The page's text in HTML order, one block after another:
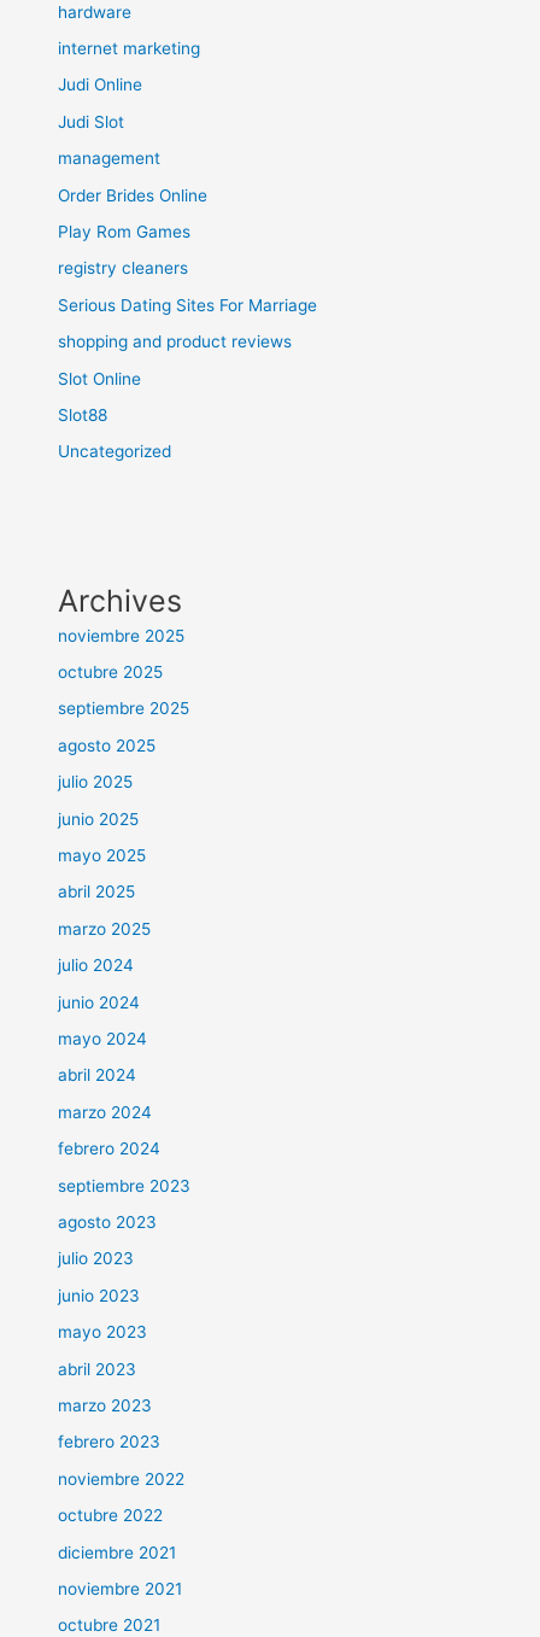
hardware
internet marketing
Judi Online
Judi Slot
management
Order Brides Online
Play Rom Games
registry cleaners
Serious Dating Sites For Marriage
shopping and product reviews
Slot Online
Slot88
Uncategorized
Archives
noviembre 2025
octubre 2025
septiembre 2025
agosto 2025
julio 2025
junio 2025
mayo 2025
abril 2025
marzo 2025
julio 2024
junio 2024
mayo 2024
abril 2024
marzo 2024
febrero 2024
septiembre 2023
agosto 2023
julio 2023
junio 2023
mayo 2023
abril 2023
marzo 2023
febrero 2023
noviembre 2022
octubre 2022
diciembre 2021
noviembre 2021
octubre 2021